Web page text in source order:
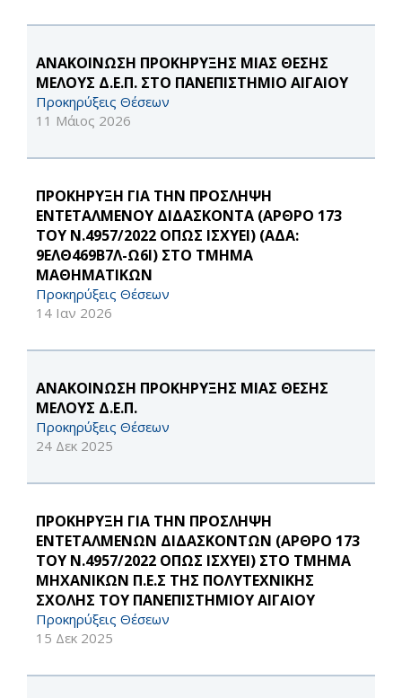
ΑΝΑΚΟΙΝΩΣΗ ΠΡΟΚΗΡΥΞΗΣ ΜΙΑΣ ΘΕΣΗΣ
ΜΕΛΟΥΣ Δ.Ε.Π. ΣΤΟ ΠΑΝΕΠΙΣΤΗΜΙΟ ΑΙΓΑΙΟΥ
Προκηρύξεις Θέσεων
11 Μάιος 2026
ΠΡΟΚΗΡΥΞΗ ΓΙΑ ΤΗΝ ΠΡΟΣΛΗΨΗ
ΕΝΤΕΤΑΛΜΕΝΟΥ ΔΙΔΑΣΚΟΝΤΑ (ΑΡΘΡΟ 173
ΤΟΥ Ν.4957/2022 ΟΠΩΣ ΙΣΧΥΕΙ) (ΑΔΑ:
9ΕΛΘ469Β7Λ-Ω6Ι) ΣΤΟ ΤΜΗΜΑ
ΜΑΘΗΜΑΤΙΚΩΝ
Προκηρύξεις Θέσεων
14 Ιαν 2026
ΑΝΑΚΟΙΝΩΣΗ ΠΡΟΚΗΡΥΞΗΣ ΜΙΑΣ ΘΕΣΗΣ
ΜΕΛΟΥΣ Δ.Ε.Π.
Προκηρύξεις Θέσεων
24 Δεκ 2025
ΠΡΟΚΗΡΥΞΗ ΓΙΑ ΤΗΝ ΠΡΟΣΛΗΨΗ
ΕΝΤΕΤΑΛΜΕΝΩΝ ΔΙΔΑΣΚΟΝΤΩΝ (ΑΡΘΡΟ 173
ΤΟΥ Ν.4957/2022 ΟΠΩΣ ΙΣΧΥΕΙ) ΣΤΟ ΤΜΗΜΑ
ΜΗΧΑΝΙΚΩΝ Π.Ε.Σ ΤΗΣ ΠΟΛΥΤΕΧΝΙΚΗΣ
ΣΧΟΛΗΣ ΤΟΥ ΠΑΝΕΠΙΣΤΗΜΙΟΥ ΑΙΓΑΙΟΥ
Προκηρύξεις Θέσεων
15 Δεκ 2025